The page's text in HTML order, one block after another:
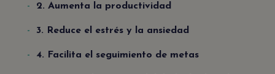
2. Aumenta la productividad
3. Reduce el estrés y la ansiedad
4. Facilita el seguimiento de metas